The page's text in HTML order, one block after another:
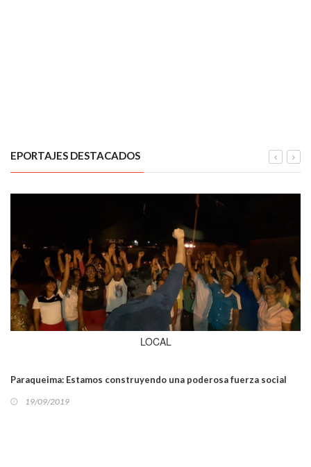
EPORTAJES DESTACADOS
LOCAL
Paraqueima: Estamos construyendo una poderosa fuerza social
19/09/2019